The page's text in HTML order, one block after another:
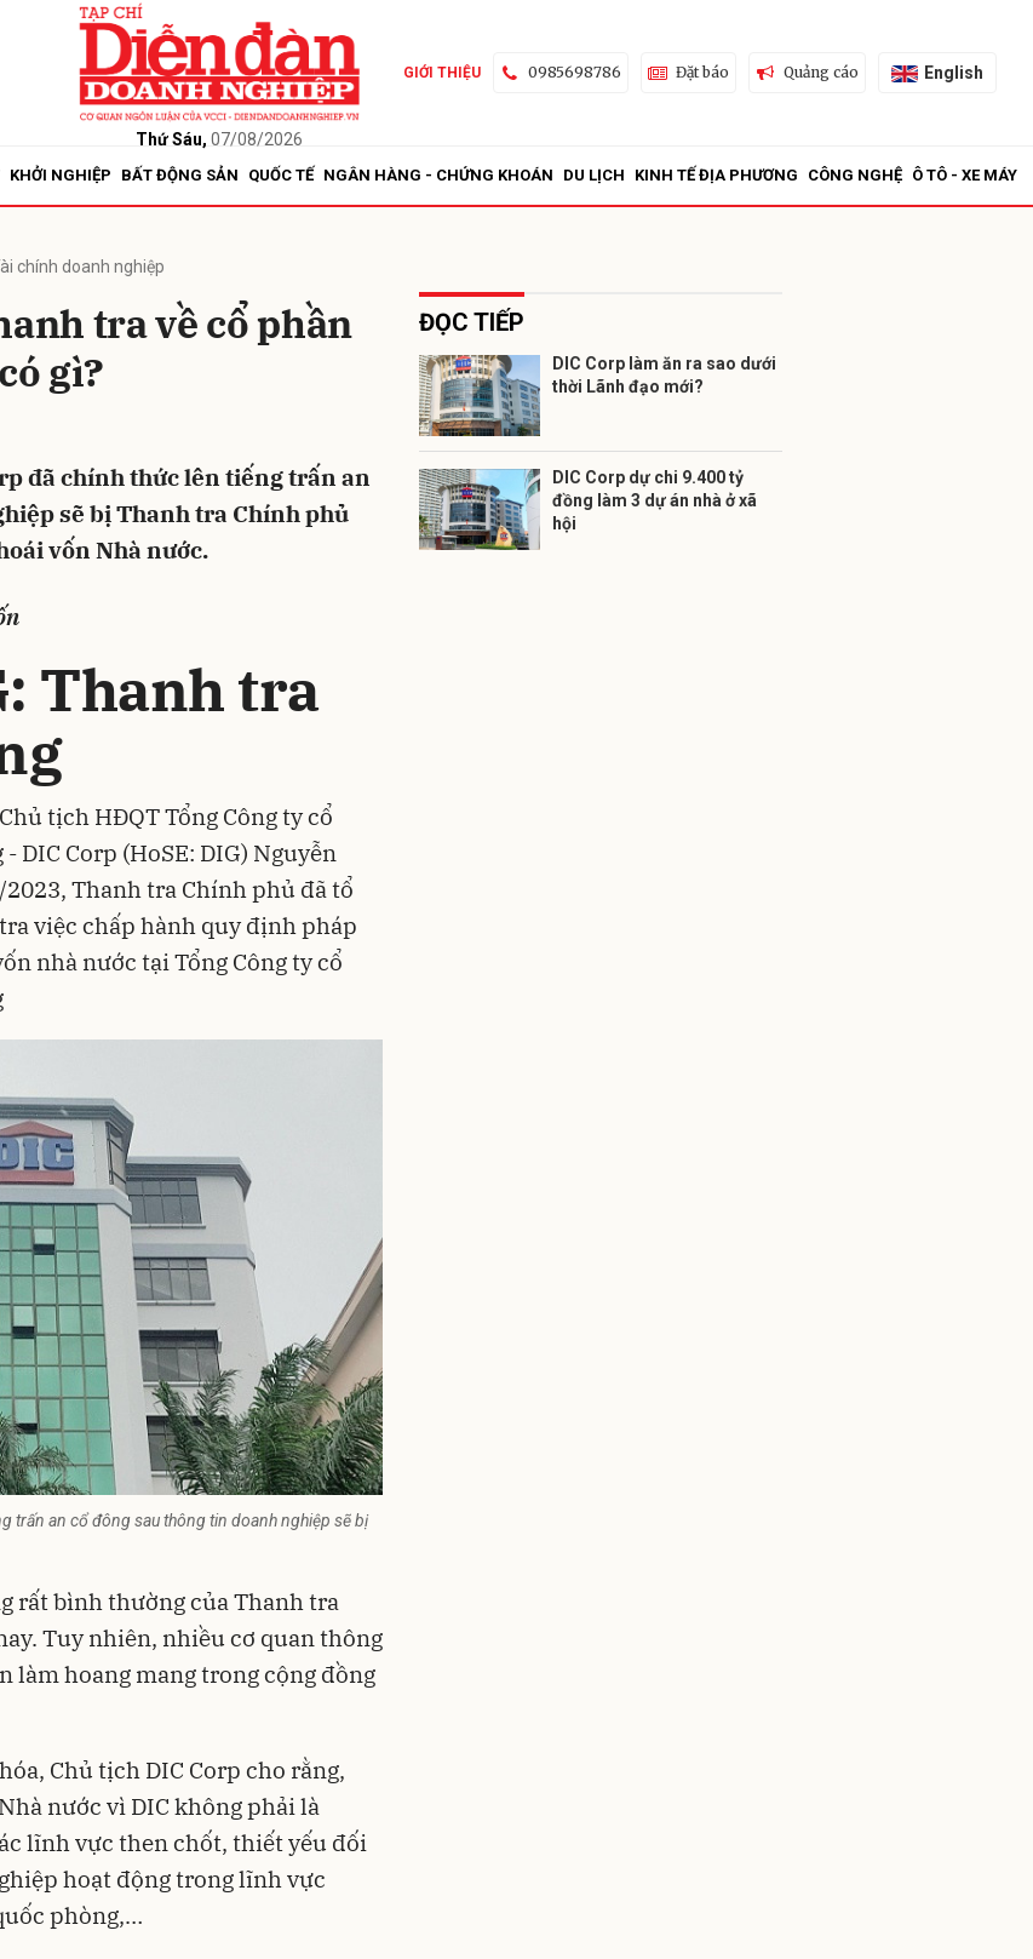
Thứ Sáu, 07/08/2026
GIỚI THIỆU 0985698786 Đặt báo Quảng cáo English
KHỞI NGHIỆP BẤT ĐỘNG SẢN QUỐC TẾ NGÂN HÀNG - CHỨNG KHOÁN DU LỊCH KINH TẾ ĐỊA PHƯƠNG CÔNG NGHỆ Ô TÔ - XE MÁY
chính doanh nghiệp
tra về cổ phần
gì?
đã chính thức lên tiếng trấn an
sẽ bị Thanh tra Chính phủ
vốn Nhà nước.
Thanh tra
tịch HĐQT Tổng Công ty cổ
Corp (HoSE: DIG) Nguyễn
Thanh tra Chính phủ đã tổ
việc chấp hành quy định pháp
nhà nước tại Tổng Công ty cổ
trấn an cổ đông sau thông tin doanh nghiệp sẽ bị
rất bình thường của Thanh tra
Tuy nhiên, nhiều cơ quan thông
làm hoang mang trong cộng đồng
Chủ tịch DIC Corp cho rằng,
nước vì DIC không phải là
lĩnh vực then chốt, thiết yếu đối
hoạt động trong lĩnh vực
phòng,…
ĐỌC TIẾP
DIC Corp làm ăn ra sao dưới
thời Lãnh đạo mới?
DIC Corp dự chi 9.400 tỷ
đồng làm 3 dự án nhà ở xã
hội
Gửi